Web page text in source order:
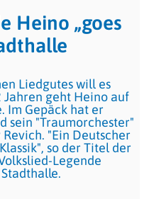
Heino „goes
Liedgutes will es
Jahren geht Heino auf
Im Gepäck hat er
sein "Traumorchester"
"Ein Deutscher
so der Titel der
Legende